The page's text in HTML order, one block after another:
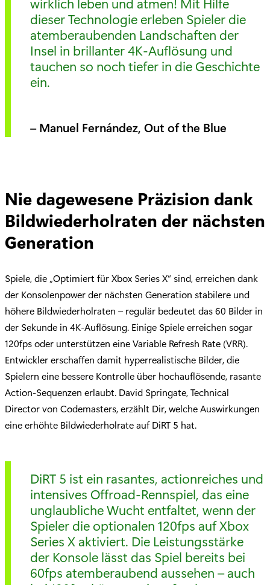
dieser Technologie erleben Spieler die
atemberaubenden Landschaften der
Insel in brillanter 4K-Auflösung und
tauchen so noch tiefer in die Geschichte
ein.
– Manuel Fernández, Out of the Blue
Nie dagewesene Präzision dank
Bildwiederholraten der nächsten
Generation
Spiele, die „Optimiert für Xbox Series X“ sind, erreichen dank
der Konsolenpower der nächsten Generation stabilere und
höhere Bildwiederholraten – regulär bedeutet das 60 Bilder in
der Sekunde in 4K-Auflösung. Einige Spiele erreichen sogar
120fps oder unterstützen eine Variable Refresh Rate (VRR).
Entwickler erschaffen damit hyperrealistische Bilder, die
Spielern eine bessere Kontrolle über hochauflösende, rasante
Action-Sequenzen erlaubt. David Springate, Technical
Director von Codemasters, erzählt Dir, welche Auswirkungen
eine erhöhte Bildwiederholrate auf DiRT 5 hat.
DiRT 5 ist ein rasantes, actionreiches und
intensives Offroad-Rennspiel, das eine
unglaubliche Wucht entfaltet, wenn der
Spieler die optionalen 120fps auf Xbox
Series X aktiviert. Die Leistungsstärke
der Konsole lässt das Spiel bereits bei
60fps atemberaubend aussehen – auch